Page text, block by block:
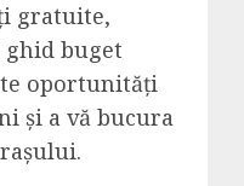
gratuite,
buget
oportunități
și a vă bucura